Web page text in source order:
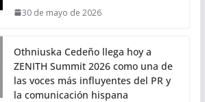
30 de mayo de 2026
Othniuska Cedeño llega hoy a
ZENITH Summit 2026 como una de
las voces más influyentes del PR y
la comunicación hispana